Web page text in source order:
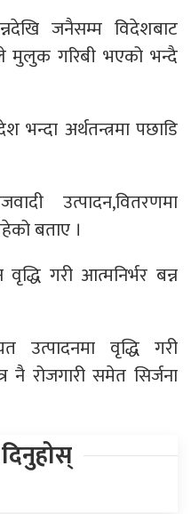
जनैसम्म विदेशबाट
मुलुक गरिबी भएको भन्दै
अर्थतन्त्रमा पछाडि
उत्पादन,वितरणमा
बताए ।
गरी आत्मनिर्भर बन्न
उत्पादनमा वृद्धि गरी
रोजगारी समेत सिर्जना
दिनुहोस्